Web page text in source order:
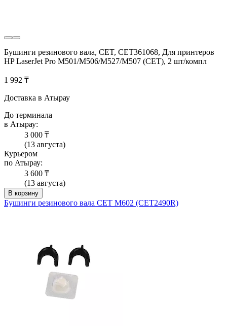
Бушинги резинового вала, CET, CET361068, Для принтеров
HP LaserJet Pro M501/M506/M527/M507 (CET), 2 шт/компл
1 992 ₸
Доставка в Атырау
До терминала
в Атырау:
3 000 ₸
(13 августа)
Курьером
по Атырау:
3 600 ₸
(13 августа)
В корзину
Бушинги резинового вала CET M602 (CET2490R)